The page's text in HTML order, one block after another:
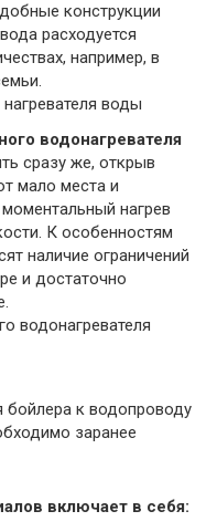
конструкции
расходуется
например, в
воды
водонагревателя
сразу же, открыв
мало места и
нагрев
К особенностям
наличие ограничений
и достаточно
водонагревателя
к водопроводу
заранее
включает в себя: